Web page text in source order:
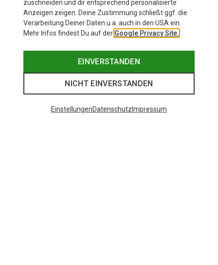
zuschneiden und dir entsprechend personalisierte
Anzeigen zeigen. Deine Zustimmung schließt ggf. die
Verarbeitung Deiner Daten u.a. auch in den USA ein.
Mehr Infos findest Du auf der Google Privacy Site.
EINVERSTANDEN
NICHT EINVERSTANDEN
EinstellungenDatenschutz Impressum